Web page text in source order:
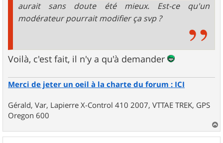
aurait sans doute été mieux. Est-ce qu'un
modérateur pourrait modifier ça svp ?
Voilà, c'est fait, il n'y a qu'à demander
Merci de jeter un oeil à la charte du forum : ICI
Gérald, Var, Lapierre X-Control 410 2007, VTTAE TREK, GPS
Oregon 600
a